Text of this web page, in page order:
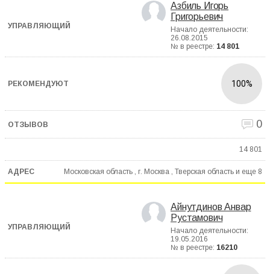
Азбиль Игорь
Григорьевич
Начало деятельности:
26.08.2015
№ в реестре: 14 801
100%
0
14 801
Московская область , г. Москва , Тверская область и еще 8
Айнутдинов Анвар
Рустамович
Начало деятельности:
19.05.2016
№ в реестре: 16210